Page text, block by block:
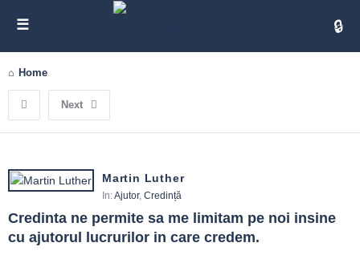
Home
Next
Martin Luther
In:Ajutor, Credință
Credinta ne permite sa me limitam pe noi insine
cu ajutorul lucrurilor in care credem.